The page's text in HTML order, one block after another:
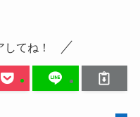
てね！